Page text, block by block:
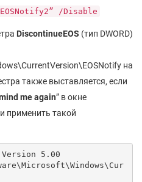
/Disable
DiscontinueEOS (тип DWORD)
на
также выставляется, если
meagain” в окне
применить такой
5.00